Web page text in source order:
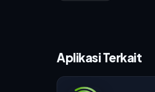
Aplikasi Terkait